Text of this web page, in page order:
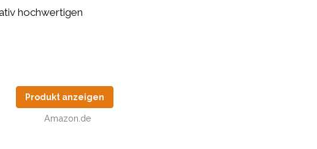
hochwertigen
Produkt anzeigen
Amazon.de